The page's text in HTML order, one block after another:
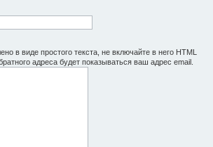
в виде простого текста, не включайте в него HTML
адреса будет показываться ваш адрес email.